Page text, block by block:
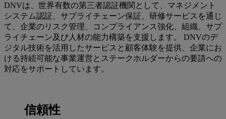
DNVは、世界有数の第三者認証機関として、マネジメント
システム認証、サプライチェーン保証、研修サービスを通じ
て、企業のリスク管理、コンプライアンス強化、組織、サプ
ライチェーン及び人材の能力構築を支援します。 DNVのデ
ジタル技術を活用したサービスと顧客体験を提供、企業にお
ける持続可能な事業運営とステークホルダーからの要請への
対応をサポートしています。
信頼性